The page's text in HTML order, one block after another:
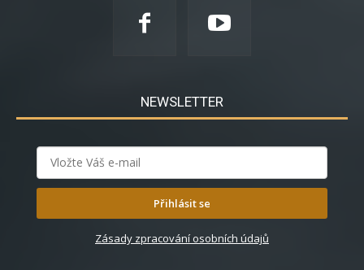
NEWSLETTER
Přihlásit se
Zásady zpracování osobních údajů